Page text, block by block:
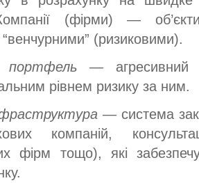
(фірми) —
(ризиковими).
портфель —
рівнем ризику за ним.
— система
компаній,
фірм тощо), які